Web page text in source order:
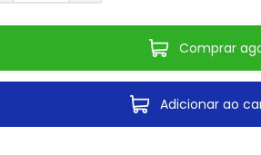
Comprar
Adicionar ao